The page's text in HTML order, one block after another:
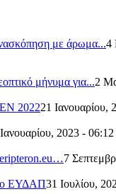
με άρωμα...4
μήνυμα για...2
202221 Ιανουαρίου,
2023 - 06:12
7
ΕΥΔΑΠ31 Ιουλίου,